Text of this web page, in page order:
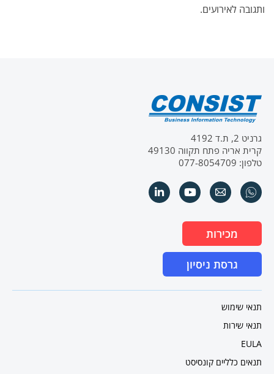
ותגובה לאירועים.
גרניט 2, ת.ד 4192
קרית אריה פתח תקווה 49130
טלפון: 077-8054709
מכירות
גרסת ניסיון
תנאי שימוש
תנאי שירות
EULA
תנאים כלליים קונסיסט